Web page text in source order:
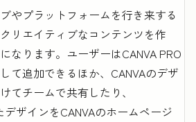
やプラットフォームを行き来する
リエイティブなコンテンツを作
なります。ユーザーはCANVA PRO
て追加できるほか、CANVAのデザ
てチームで共有したり、
デザインをCANVAのホームページ